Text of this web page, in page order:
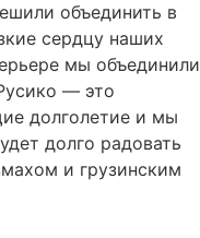
объединить в
сердцу наших
мы объединили
— это
долголетие и мы
долго радовать
и грузинским